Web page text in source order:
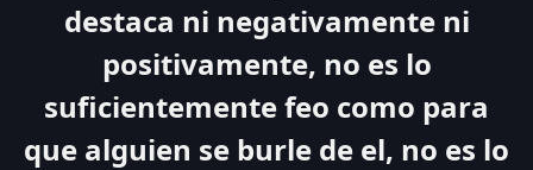
destaca ni negativamente ni
positivamente, no es lo
suficientemente feo como para
que alguien se burle de el, no es lo